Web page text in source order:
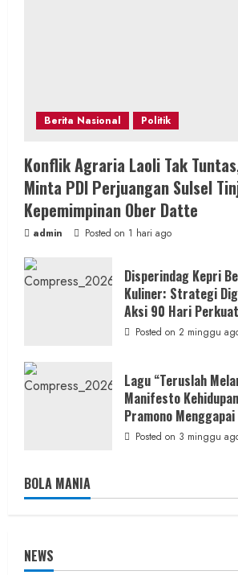
Berita Nasional Politik
Konflik Agraria Laoli Tak
Minta PDI Perjuangan Sulsel
Kepemimpinan Ober Datte
admin Posted on 1 hari ago
Disperindag Kepri
Kuliner: Strategi
Aksi 90 Hari
Posted on 2 minggu
Lagu “Teruslah
Manifesto
Pramono
Posted on 3 minggu
BOLA MANIA
NEWS